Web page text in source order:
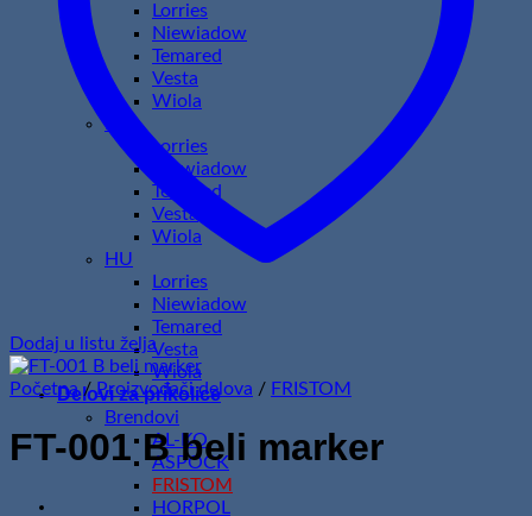
Lorries
Niewiadow
Temared
Vesta
Wiola
HR
Lorries
Niewiadow
Temared
Vesta
Wiola
HU
Lorries
Niewiadow
Temared
Vesta
Wiola
Delovi za prikolice
Brendovi
AL-KO
ASPOCK
FRISTOM
HORPOL
Dodaj u listu želja
Početna / Proizvođači delova / FRISTOM
FT-001 B beli marker